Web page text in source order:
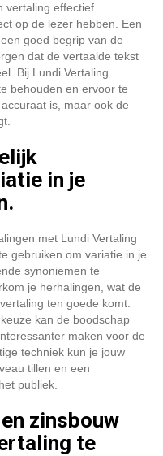
vertaling effectief
op de lezer hebben. Een
goed begrip van de
dat de vertaalde tekst
Bij Lundi Vertaling
behouden en ervoor te
is, maar ook de
in je
met Lundi Vertaling
gebruiken om variatie in je
synoniemen te
je herhalingen, wat de
ten goede komt.
kan de boodschap
maken voor de
techniek kun je jouw
tillen en een
publiek.
zinsbouw
te